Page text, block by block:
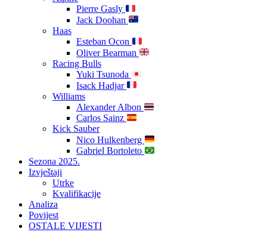
Pierre Gasly
Jack Doohan
Haas
Esteban Ocon
Oliver Bearman
Racing Bulls
Yuki Tsunoda
Isack Hadjar
Williams
Alexander Albon
Carlos Sainz
Kick Sauber
Nico Hulkenberg
Gabriel Bortoleto
Sezona 2025.
Izvještaji
Utrke
Kvalifikacije
Analiza
Povijest
OSTALE VIJESTI